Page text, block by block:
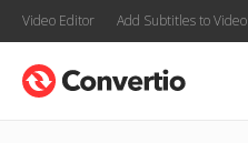
Video Editor Add Subtitles to Video